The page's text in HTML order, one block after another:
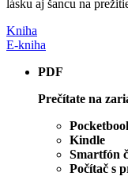
lásku aj šancu na
Kniha
E-kniha
PDF
Prečítate na
Kindle
Smartfón
Počítač s